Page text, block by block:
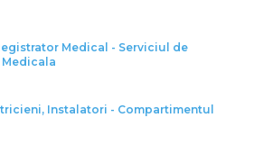
Medical - Serviciul de
Instalatori - Compartimentul